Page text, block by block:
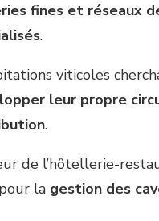
fines et réseaux
.
viticoles
leur propre
.
de l’hôtellerie-
la gestion des